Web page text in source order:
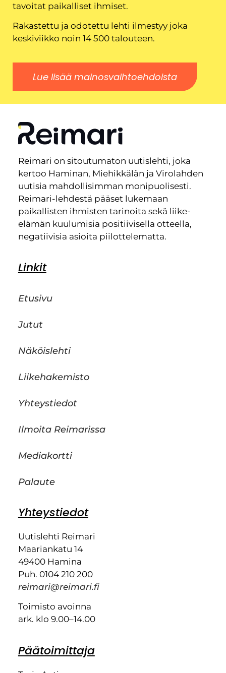
tavoitat paikalliset ihmiset.
Rakastettu ja odotettu lehti ilmestyy joka
keskiviikko noin 14 500 talouteen.
Lue lisää mainosvaihtoehdoista
Reimari on sitoutumaton uutislehti, joka
kertoo Haminan, Miehikkälän ja Virolahden
uutisia mahdollisimman monipuolisesti.
Reimari-lehdestä pääset lukemaan
paikallisten ihmisten tarinoita sekä liike-
elämän kuulumisia positiivisella otteella,
negatiivisia asioita piilottelematta.
Linkit
Etusivu
Jutut
Näköislehti
Liikehakemisto
Yhteystiedot
Ilmoita Reimarissa
Mediakortti
Palaute
Yhteystiedot
Uutislehti Reimari
Maariankatu 14
49400 Hamina
Puh. 0104 210 200
reimari@reimari.fi
Toimisto avoinna
ark. klo 9.00–14.00
Päätoimittaja